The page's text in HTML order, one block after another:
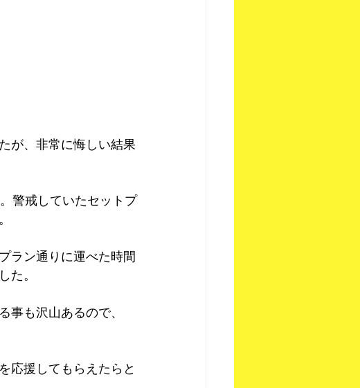
が、非常に悔しい結果
警戒していたセットプ
ラン通りに運べた時間
た。
事も沢山あるので、
応援してもらえたらと